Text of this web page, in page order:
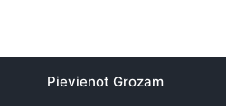
Pievienot Grozam